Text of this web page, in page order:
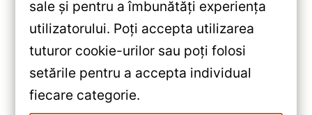
«Navigație Auto Teyes CC3L
Dodge Nitro 2006-2011 —
Performanță, Android 10 și
Bluetooth 5.1
Navigație Auto Teyes CC3L
sale și pentru a îmbunătăți experiența
utilizatorului. Poți accepta utilizarea
tuturor cookie-urilor sau poți folosi
setările pentru a accepta individual
fiecare categorie.